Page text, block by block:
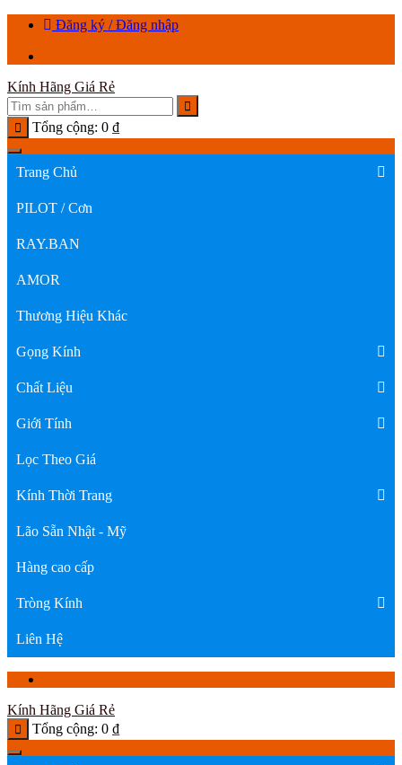
Chuyển
dung
Đăng ký / Đăng nhập
Kính Hãng Giá Rẻ
Tổng cộng: 0 ₫
Trang Chủ
PILOT / Cơn
RAY.BAN
AMOR
Thương Hiệu Khác
Gọng Kính
Chất Liệu
Giới Tính
Lọc Theo Giá
Kính Thời Trang
Lão Sẵn Nhật - Mỹ
Hàng cao cấp
Tròng Kính
Liên Hệ
Kính Hãng Giá Rẻ
Tổng cộng: 0 ₫